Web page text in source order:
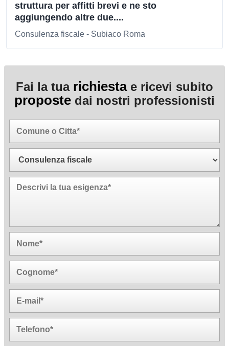
struttura per affitti brevi e ne sto
aggiungendo altre due....
Consulenza fiscale - Subiaco Roma
Fai la tua richiestae ricevi subito
proposte dai nostri professionisti